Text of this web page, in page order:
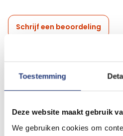
Toestemming
Deze website maakt gebruik
We gebruiken cookies om
Schrijf een beoordeling
Gerelateerde
Voeg
aan